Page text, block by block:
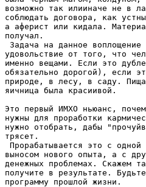
возможно так илииначе не в
соблюдать договора, как
а аферист или кидала.
получал.
Задача на данное
удовольствие от того, что
именно вещами. Если это
обязательно дорогой), если
природе, в лесу, в саду.
яичница была красиивой.
Это первый ИМХО ньюанс,
нужны для проработки
нужно отобрать, дабы
трясет.
Прорабатывается это с
выносом нового опыта, а с
денежных проблемах. Скажем
получите в результате.
программу прошлой жизни.